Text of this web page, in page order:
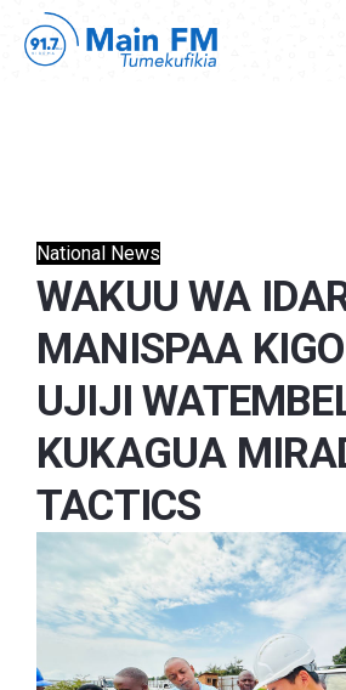
National News
WAKUU WA
MANISPAA
UJIJI
KUKAGUA
TACTICS